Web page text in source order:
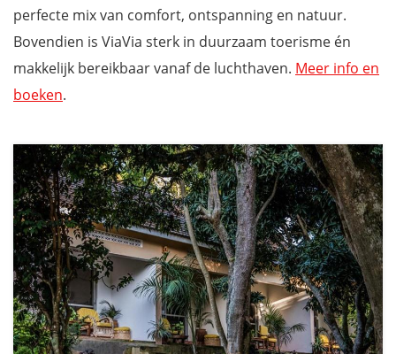
perfecte mix van comfort, ontspanning en natuur.
Bovendien is ViaVia sterk in duurzaam toerisme én
makkelijk bereikbaar vanaf de luchthaven. Meer info en
boeken.